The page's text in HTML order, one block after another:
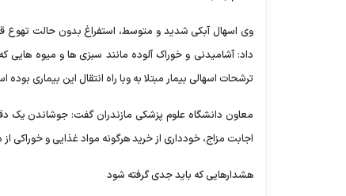
وی اسهال آبکی شدید و متوسط، استفراغ بدون حالت تهوع
داد: آشامیدنی و خوراک آلوده مانند سبزی ها و میوه
ترشحات اسهالی بیمار مبتلا به وبا راه انتقال این بیماری بوده
معاون دانشگاه علوم پزشکی مازندران گفت: جوشاندن یک
اجابت مزاج، خودداری از خرید هرگونه مواد غذایی و
هشدارهایی که باید جدی گرفته شود